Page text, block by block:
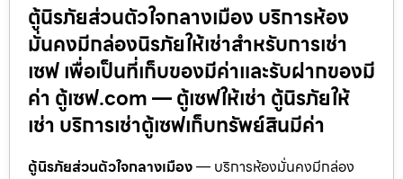
ตู้นิรภัยส่วนตัวใจกลางเมือง บริการห้อง
มั่นคงมีกล่องนิรภัยให้เช่าสำหรับการเช่า
เซฟ เพื่อเป็นที่เก็บของมีค่าและรับฝากของมี
ค่า ตู้เซฟ.com — ตู้เซฟให้เช่า ตู้นิรภัยให้
เช่า บริการเช่าตู้เซฟเก็บทรัพย์สินมีค่า
ตู้นิรภัยส่วนตัวใจกลางเมือง— บริการห้องมั่นคงมีกล่อง